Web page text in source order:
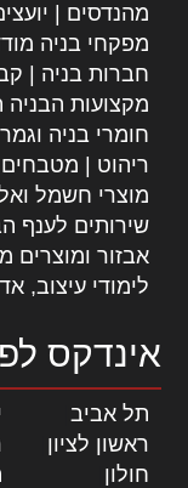
מהנדסים |
מפקחי בניה
חברות בניה |
מקצועות הבניה
חומרי בניה וגמר
ריהוט | מטבחים
מוצרי חשמל
שירותים לענף
אבזור ומוצרים
לימודי עיצוב,
אינדקס
תל אביב
ראשון לציון
חולון